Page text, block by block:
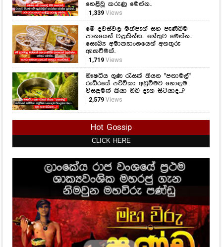
1,719Views
ඖෂධීය ගුණ රැසක් තියන "පනාමල්"
රුධිරයේ පට්ටිකා අඩුවීමට හොඳම
විසඳුමක් කියා ඔබ දැන සිටියාද...?
2,579Views
Hot Gossip
CLICK HERE